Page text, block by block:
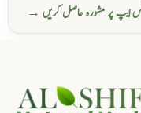
ایپ پر مشورہ حاصل کریں →